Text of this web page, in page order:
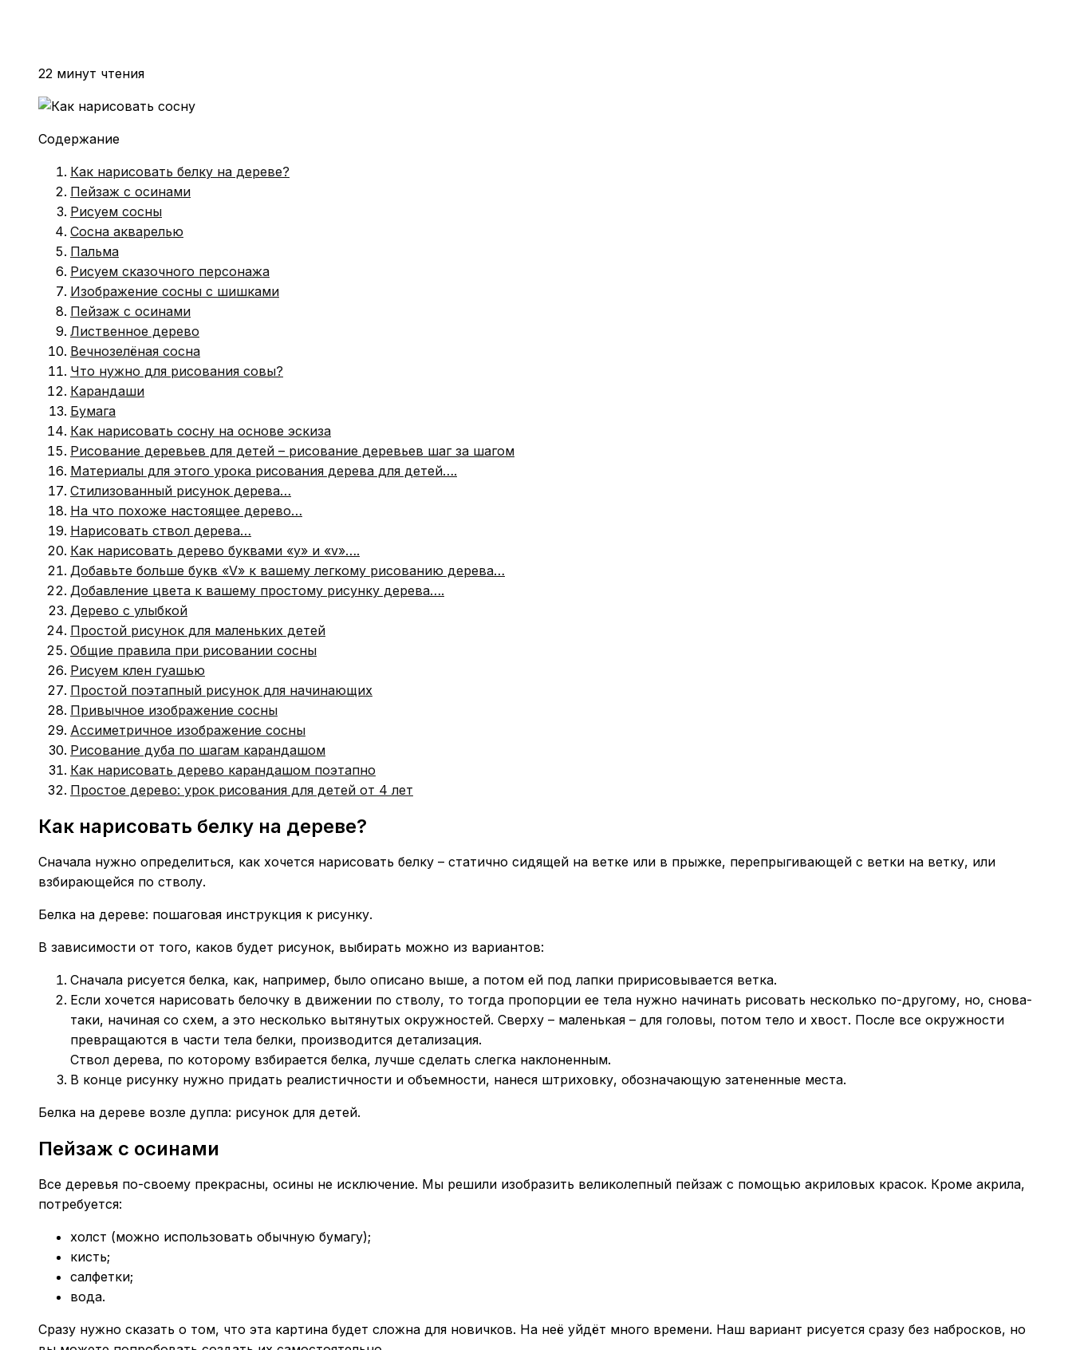
22 минут чтения
Содержание
Как нарисовать белку на дереве?
Пейзаж с осинами
Рисуем сосны
Сосна акварелью
Пальма
Рисуем сказочного персонажа
Изображение сосны с шишками
Пейзаж с осинами
Лиственное дерево
Вечнозелёная сосна
Что нужно для рисования совы?
Карандаши
Бумага
Как нарисовать сосну на основе эскиза
Рисование деревьев для детей – рисование деревьев шаг за шагом
Материалы для этого урока рисования дерева для детей….
Стилизованный рисунок дерева…
На что похоже настоящее дерево…
Нарисовать ствол дерева…
Как нарисовать дерево буквами «y» и «v»….
Добавьте больше букв «V» к вашему легкому рисованию дерева…
Добавление цвета к вашему простому рисунку дерева….
Дерево с улыбкой
Простой рисунок для маленьких детей
Общие правила при рисовании сосны
Рисуем клен гуашью
Простой поэтапный рисунок для начинающих
Привычное изображение сосны
Ассиметричное изображение сосны
Рисование дуба по шагам карандашом
Как нарисовать дерево карандашом поэтапно
Простое дерево: урок рисования для детей от 4 лет
Как нарисовать белку на дереве?
Сначала нужно определиться, как хочется нарисовать белку – статично сидящей на ветке или в прыжке, перепрыгивающей с ветки на ветку, или
взбирающейся по стволу.
Белка на дереве: пошаговая инструкция к рисунку.
В зависимости от того, каков будет рисунок, выбирать можно из вариантов:
Сначала рисуется белка, как, например, было описано выше, а потом ей под лапки пририсовывается ветка.
Если хочется нарисовать белочку в движении по стволу, то тогда пропорции ее тела нужно начинать рисовать несколько по-другому, но, снова-
таки, начиная со схем, а это несколько вытянутых окружностей. Сверху – маленькая – для головы, потом тело и хвост. После все окружности
превращаются в части тела белки, производится детализация.
Ствол дерева, по которому взбирается белка, лучше сделать слегка наклоненным.
В конце рисунку нужно придать реалистичности и объемности, нанеся штриховку, обозначающую затененные места.
Белка на дереве возле дупла: рисунок для детей.
Пейзаж с осинами
Все деревья по-своему прекрасны, осины не исключение. Мы решили изобразить великолепный пейзаж с помощью акриловых красок. Кроме акрила,
потребуется:
холст (можно использовать обычную бумагу);
кисть;
салфетки;
вода.
Сразу нужно сказать о том, что эта картина будет сложна для новичков. На неё уйдёт много времени. Наш вариант рисуется сразу без набросков, но